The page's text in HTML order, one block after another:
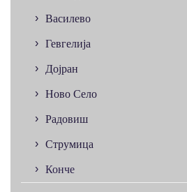
Василево
Гевгелија
Дојран
Ново Село
Радовиш
Струмица
Конче